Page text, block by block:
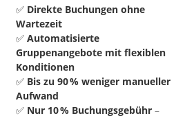
✅ Direkte Buchungen ohne
Wartezeit
✅ Automatisierte
Gruppenangebote mit flexiblen
Konditionen
✅ Bis zu 90 % weniger manueller
Aufwand
✅ Nur 10 % Buchungsgebühr –